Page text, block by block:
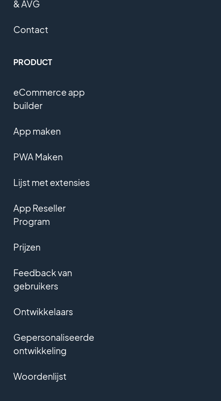
& AVG
Contact
PRODUCT
eCommerce app
builder
App maken
PWA Maken
Lijst met extensies
App Reseller
Program
Prijzen
Feedback van
gebruikers
Ontwikkelaars
Gepersonaliseerde
ontwikkeling
Woordenlijst